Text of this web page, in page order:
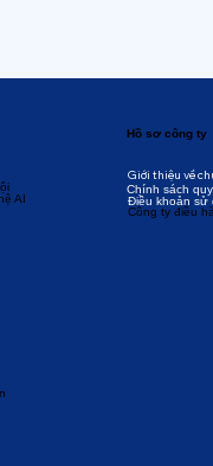
AI
Hồ sơ công ty
Giới thiệu về
Chính sách
Điều khoản sử
Công ty điều